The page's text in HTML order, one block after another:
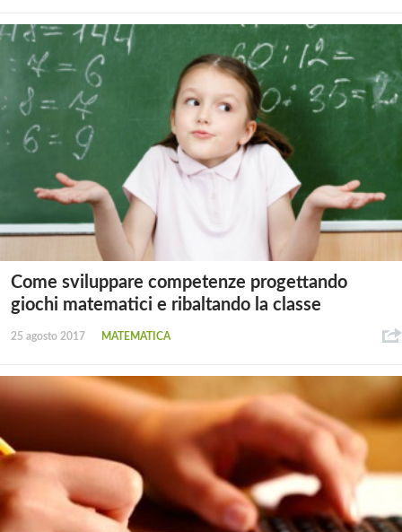
Come sviluppare competenze progettando
giochi matematici e ribaltando la classe
25 agosto 2017 MATEMATICA